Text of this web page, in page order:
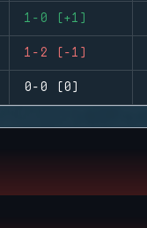
1-0 (+1)
1-2 (-1)
0-0 (0)